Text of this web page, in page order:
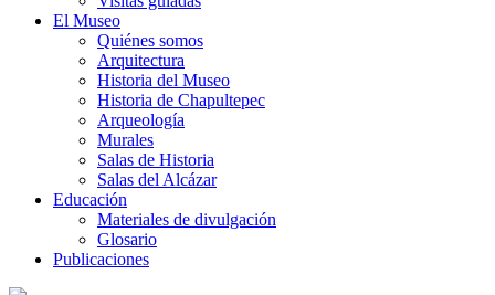
El Museo
Quiénes somos
Arquitectura
Historia del Museo
Historia de Chapultepec
Arqueología
Murales
Salas de Historia
Salas del Alcázar
Educación
Materiales de divulgación
Glosario
Publicaciones